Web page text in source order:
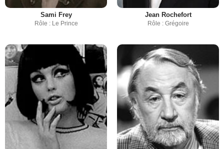
Sami Frey
Rôle : Le Prince
Jean Rochefort
Rôle : Grégoire